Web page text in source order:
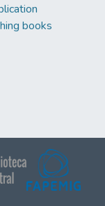
books